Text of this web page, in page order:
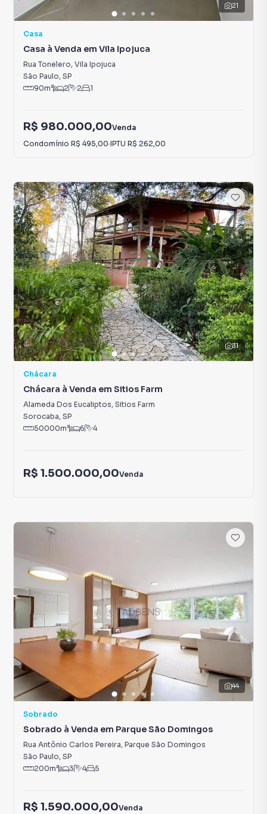
21
Casa
Casa à Venda em Vila Ipojuca
Rua Tonelero, Vila Ipojuca
São Paulo, SP
90m² 2 2 1
R$ 980.000,00Venda
Condomínio R$ 495,00·IPTU R$ 262,00
31
Chácara
Chácara à Venda em Sitios Farm
Alameda Dos Eucaliptos, Sitios Farm
Sorocaba, SP
50000m² 6 4
R$ 1.500.000,00Venda
44
Sobrado
Sobrado à Venda em Parque São Domingos
Rua Antônio Carlos Pereira, Parque São Domingos
São Paulo, SP
200m² 3 4 5
R$ 1.590.000,00Venda